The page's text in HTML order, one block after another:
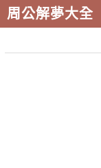
周公解夢大全